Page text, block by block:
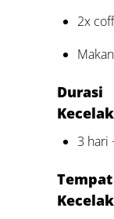
2x
Durasi
3 hari